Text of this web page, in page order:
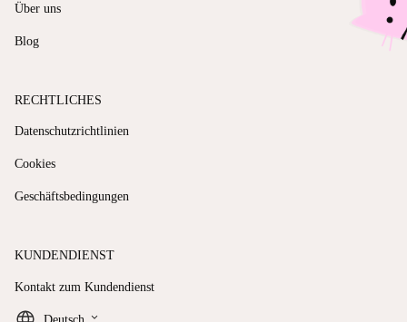
Über uns
Blog
RECHTLICHES
Datenschutzrichtlinien
Cookies
Geschäftsbedingungen
KUNDENDIENST
Kontakt zum Kundendienst
keyboard_arrow_down